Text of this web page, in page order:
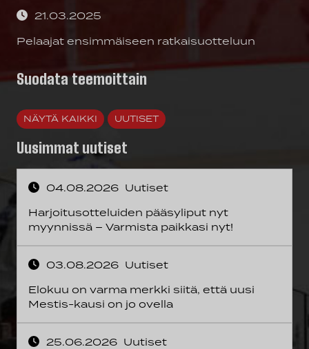
21.03.2025
Pelaajat ensimmäiseen ratkaisuotteluun
Suodata teemoittain
NÄYTÄ KAIKKI UUTISET
Uusimmat uutiset
04.08.2026 Uutiset
Harjoitusotteluiden pääsyliput nyt
myynnissä – Varmista paikkasi nyt!
03.08.2026 Uutiset
Elokuu on varma merkki siitä, että uusi
Mestis-kausi on jo ovella
25.06.2026 Uutiset